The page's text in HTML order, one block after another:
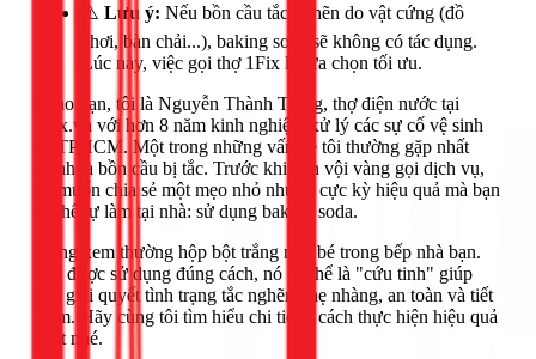
⚠️ Lưu ý: Nếu bồn cầu tắc nghẽn do vật cứng (đồ
chơi, bàn chải...), baking soda sẽ không có tác dụng.
Lúc này, việc gọi thợ 1Fix là lựa chọn tối ưu.
Chào bạn, tôi là Nguyễn Thành Trọng, thợ điện nước tại
1Fix.vn với hơn 8 năm kinh nghiệm xử lý các sự cố vệ sinh
tại TPHCM. Một trong những vấn đề tôi thường gặp nhất
chính là bồn cầu bị tắc. Trước khi bạn vội vàng gọi dịch vụ,
tôi muốn chia sẻ một mẹo nhỏ nhưng cực kỳ hiệu quả mà bạn
có thể tự làm tại nhà: sử dụng baking soda.
Đừng xem thường hộp bột trắng nhỏ bé trong bếp nhà bạn.
Khi được sử dụng đúng cách, nó có thể là "cứu tinh" giúp
bạn giải quyết tình trạng tắc nghẽn nhẹ nhàng, an toàn và tiết
kiệm. Hãy cùng tôi tìm hiểu chi tiết 3 cách thực hiện hiệu quả
nhất nhé.